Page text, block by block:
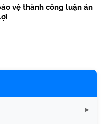
vệ thành công luận án